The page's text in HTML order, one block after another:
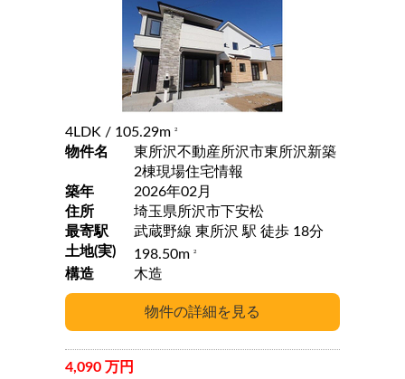
4LDK / 105.29m 2
物件名
東所沢不動産所沢市東所沢新築
2棟現場住宅情報
築年
2026年02月
住所
埼玉県所沢市下安松
最寄駅
武蔵野線 東所沢 駅 徒歩 18分
土地(実)
198.50m 2
構造 木造
4,090 万円